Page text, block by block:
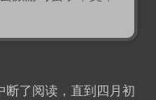
断了阅读，直到四月初